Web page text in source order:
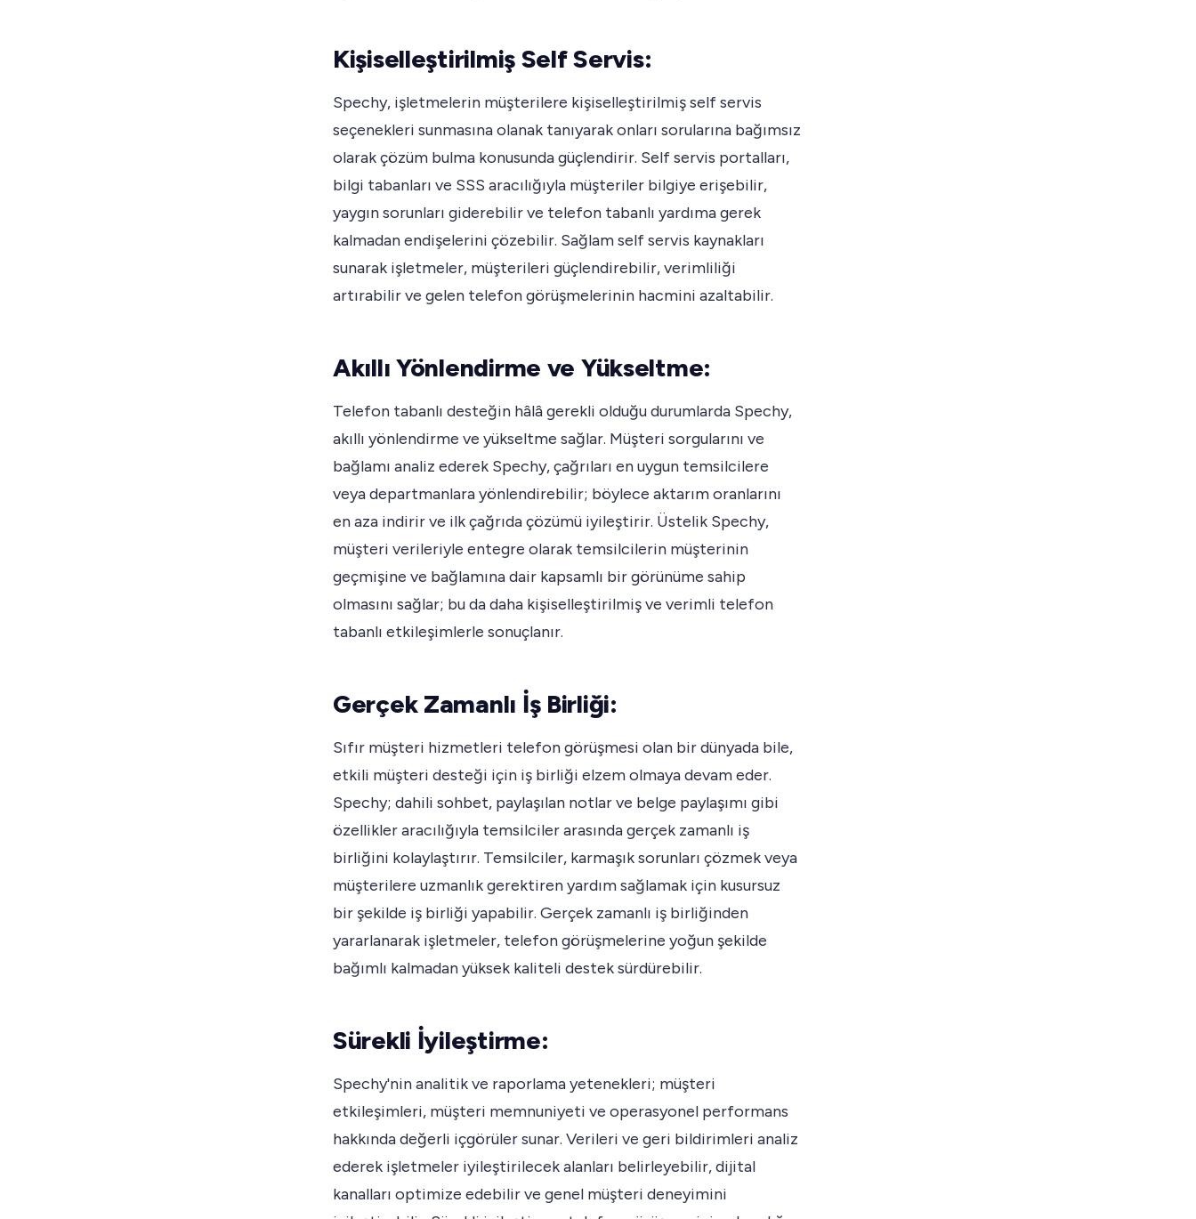
Kişiselleştirilmiş Self Servis:
Spechy, işletmelerin müşterilere kişiselleştirilmiş self servis
seçenekleri sunmasına olanak tanıyarak onları sorularına bağımsız
olarak çözüm bulma konusunda güçlendirir. Self servis portalları,
bilgi tabanları ve SSS aracılığıyla müşteriler bilgiye erişebilir,
yaygın sorunları giderebilir ve telefon tabanlı yardıma gerek
kalmadan endişelerini çözebilir. Sağlam self servis kaynakları
sunarak işletmeler, müşterileri güçlendirebilir, verimliliği
artırabilir ve gelen telefon görüşmelerinin hacmini azaltabilir.
Akıllı Yönlendirme ve Yükseltme:
Telefon tabanlı desteğin hâlâ gerekli olduğu durumlarda Spechy,
akıllı yönlendirme ve yükseltme sağlar. Müşteri sorgularını ve
bağlamı analiz ederek Spechy, çağrıları en uygun temsilcilere
veya departmanlara yönlendirebilir; böylece aktarım oranlarını
en aza indirir ve ilk çağrıda çözümü iyileştirir. Üstelik Spechy,
müşteri verileriyle entegre olarak temsilcilerin müşterinin
geçmişine ve bağlamına dair kapsamlı bir görünüme sahip
olmasını sağlar; bu da daha kişiselleştirilmiş ve verimli telefon
tabanlı etkileşimlerle sonuçlanır.
Gerçek Zamanlı İş Birliği:
Sıfır müşteri hizmetleri telefon görüşmesi olan bir dünyada bile,
etkili müşteri desteği için iş birliği elzem olmaya devam eder.
Spechy; dahili sohbet, paylaşılan notlar ve belge paylaşımı gibi
özellikler aracılığıyla temsilciler arasında gerçek zamanlı iş
birliğini kolaylaştırır. Temsilciler, karmaşık sorunları çözmek veya
müşterilere uzmanlık gerektiren yardım sağlamak için kusursuz
bir şekilde iş birliği yapabilir. Gerçek zamanlı iş birliğinden
yararlanarak işletmeler, telefon görüşmelerine yoğun şekilde
bağımlı kalmadan yüksek kaliteli destek sürdürebilir.
Sürekli İyileştirme:
Spechy'nin analitik ve raporlama yetenekleri; müşteri
etkileşimleri, müşteri memnuniyeti ve operasyonel performans
hakkında değerli içgörüler sunar. Verileri ve geri bildirimleri analiz
ederek işletmeler iyileştirilecek alanları belirleyebilir, dijital
kanalları optimize edebilir ve genel müşteri deneyimini